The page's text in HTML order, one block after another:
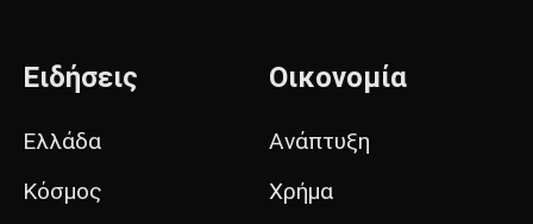
Ειδήσεις
Ελλάδα
Κόσμος
Οικονομία
Ανάπτυξη
Χρήμα